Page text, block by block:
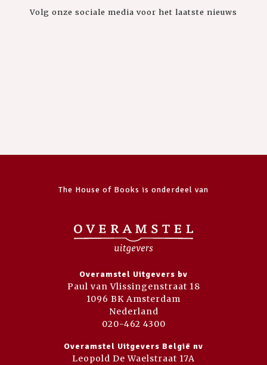
Volg onze sociale media voor het laatste nieuws
The House of Books is onderdeel van
Overamstel Uitgevers bv
Paul van Vlissingenstraat 18
1096 BK Amsterdam
Nederland
020-462 4300
Overamstel Uitgevers België nv
Leopold De Waelstraat 17A